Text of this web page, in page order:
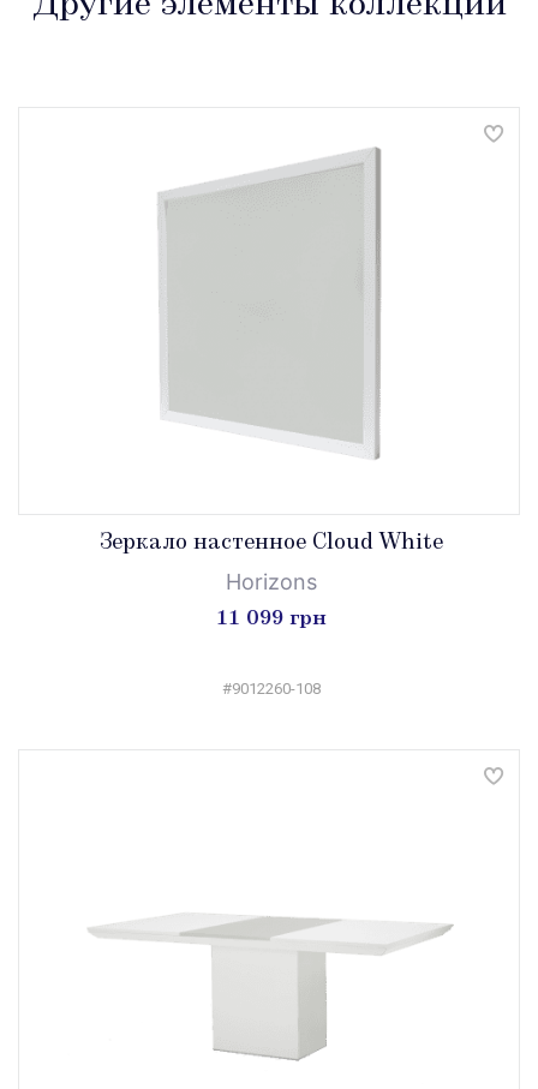
Зеркало настенное Cloud White
Horizons
11 099 грн
#9012260-108